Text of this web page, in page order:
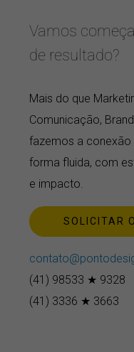
Vamos
de resultado?
Mais do que
Comunicação,
fazemos a conexão
forma fluida, com
e impacto.
SOLICITAR
(41) 98533 ★ 9328
(41) 3336 ★ 3663